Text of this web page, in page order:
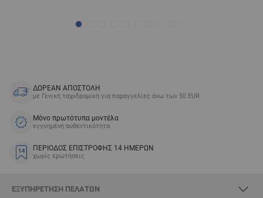
ΔΩΡΕΑΝ ΑΠΟΣΤΟΛΗ
με Γενική ταχυδρομική για παραγγελίες άνω των 50 EUR
Μόνο πρωτότυπα μοντέλα
εγγυημένη αυθεντικότητα
ΠΕΡΙΟΔΟΣ ΕΠΙΣΤΡΟΦΗΣ 14 ΗΜΕΡΩΝ
χωρίς ερωτήσεις
ΕΞΥΠΗΡΈΤΗΣΗ ΠΕΛΑΤΏΝ